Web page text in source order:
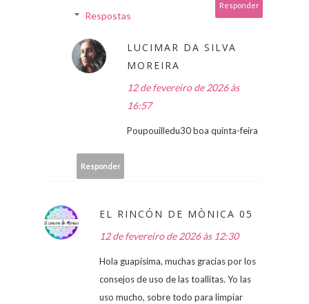
Responder
Respostas
LUCIMAR DA SILVA
MOREIRA
12 de fevereiro de 2026 às
16:57
Poupouilledu30 boa quinta-feira
Responder
EL RINCÓN DE MÒNICA 05
12 de fevereiro de 2026 às 12:30
Hola guapísima, muchas gracias por los
consejos de uso de las toallitas. Yo las
uso mucho, sobre todo para limpiar